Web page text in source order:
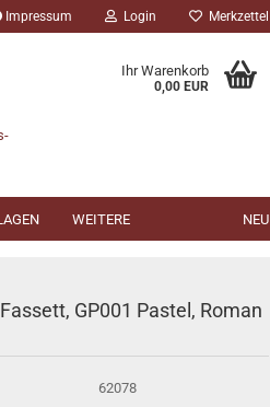
Impressum Login Merkzettel
Ihr Warenkorb
0,00 EUR
NEU
WEITERE
GP001 Pastel, Roman
62078